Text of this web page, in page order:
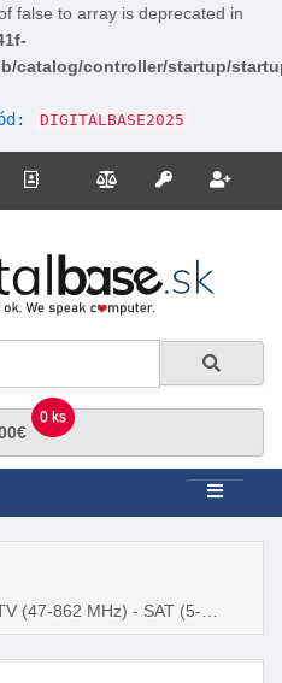
false to array is deprecated in
catalog/controller/startup/
DIGITALBASE2025
Kontakt Porovnanie
Prihlásiť sa
0 ks
(47-862 MHz) - SAT (5-